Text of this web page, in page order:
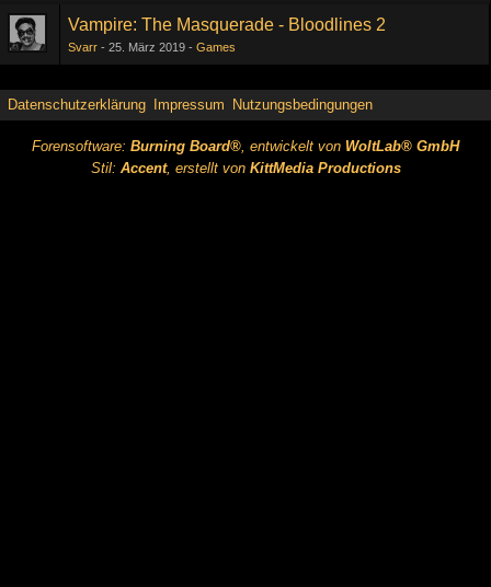
Vampire: The Masquerade - Bloodlines 2
Svarr 25. März 2019 Games
Datenschutzerklärung Impressum Nutzungsbedingungen
Forensoftware: Burning Board®, entwickelt von WoltLab® GmbH
Stil: Accent, erstellt von KittMedia Productions